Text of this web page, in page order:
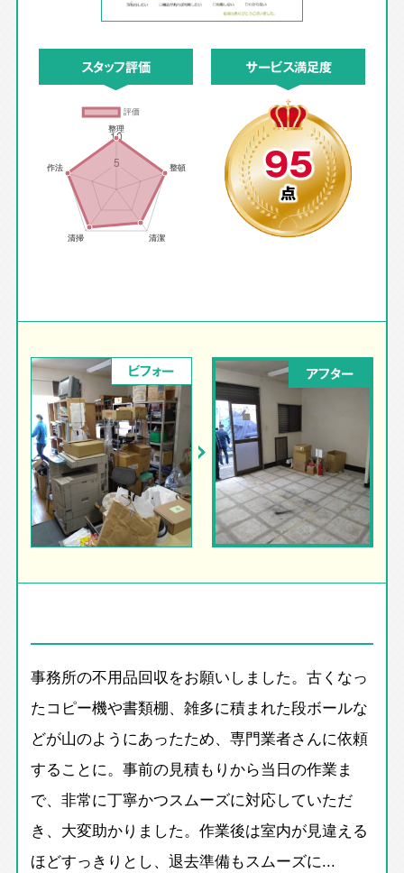
スタッフ評価 サービス満足度
95
点
ビフォー アフター
事務所の不用品回収をお願いしました。古くなっ
たコピー機や書類棚、雑多に積まれた段ボールな
どが山のようにあったため、専門業者さんに依頼
することに。事前の見積もりから当日の作業ま
で、非常に丁寧かつスムーズに対応していただ
き、大変助かりました。作業後は室内が見違える
ほどすっきりとし、退去準備もスムーズに...